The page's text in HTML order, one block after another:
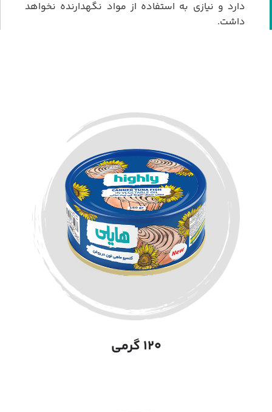
دارد و نیازی به استفاده از مواد نگهدارنده نخواهد
داشت.
۱۲۰ گرمی